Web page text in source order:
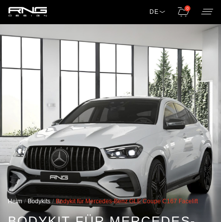
DE 0
Heim Bodykits Bodykit für Mercedes-Benz GLE Coupe C167 Facelift